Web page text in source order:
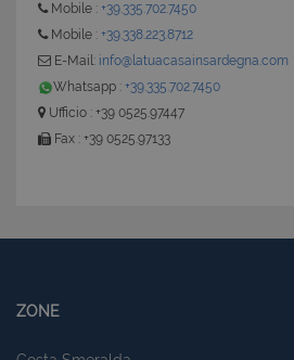
Mobile : +39.335.702.7450
Mobile : +39.338.223.8712
E-Mail: info@latuacasainsardegna.com
Whatsapp : +39.335.702.7450
Ufficio : +39 0525.97447
Fax : +39 0525.97133
ZONE